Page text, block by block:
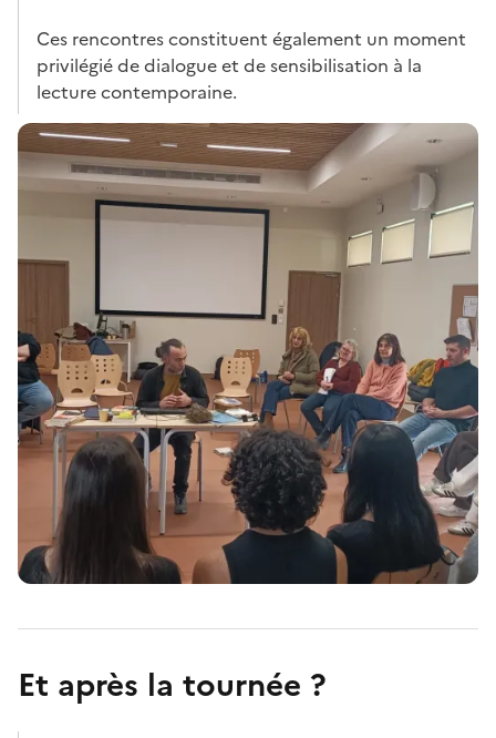
Ces rencontres constituent également un moment
privilégié de dialogue et de sensibilisation à la
lecture contemporaine.
Et après la tournée ?